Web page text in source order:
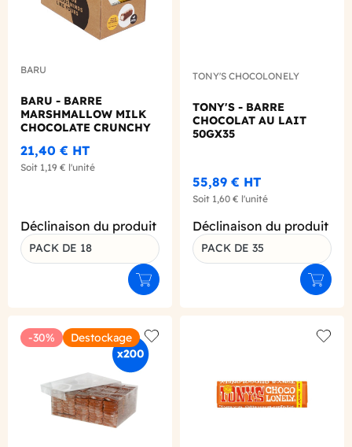
BARU
BARU - BARRE
MARSHMALLOW MILK
CHOCOLATE CRUNCHY
21,40 € HT
Soit 1,19 € l'unité
Déclinaison du produit
PACK DE 18
Ajouter au panier
TONY'S CHOCOLONELY
TONY'S - BARRE
CHOCOLAT AU LAIT
50GX35
55,89 € HT
Soit 1,60 € l'unité
Déclinaison du produit
PACK DE 35
-30% Destockage
Add to wishlist